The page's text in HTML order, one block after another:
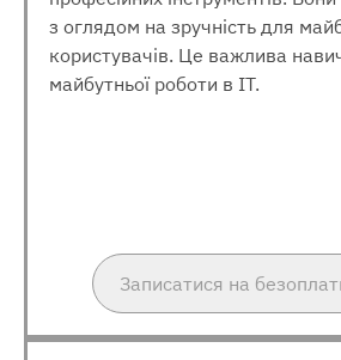
з оглядом на зручність для
користувачів. Це важлива
майбутньої роботи в ІТ.
Записатися на